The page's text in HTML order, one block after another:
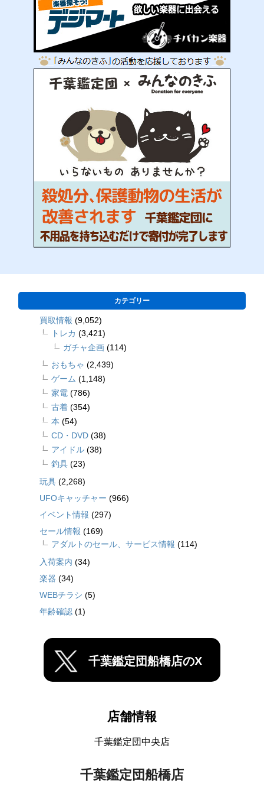
カテゴリー
買取情報 (9,052)
トレカ (3,421)
ガチャ企画 (114)
おもちゃ (2,439)
ゲーム (1,148)
家電 (786)
古着 (354)
本 (54)
CD・DVD (38)
アイドル (38)
釣具 (23)
玩具 (2,268)
UFOキャッチャー (966)
イベント情報 (297)
セール情報 (169)
アダルトのセール、サービス情報 (114)
入荷案内 (34)
楽器 (34)
WEBチラシ (5)
年齢確認 (1)
千葉鑑定団船橋店のX
店舗情報
千葉鑑定団中央店
千葉鑑定団船橋店